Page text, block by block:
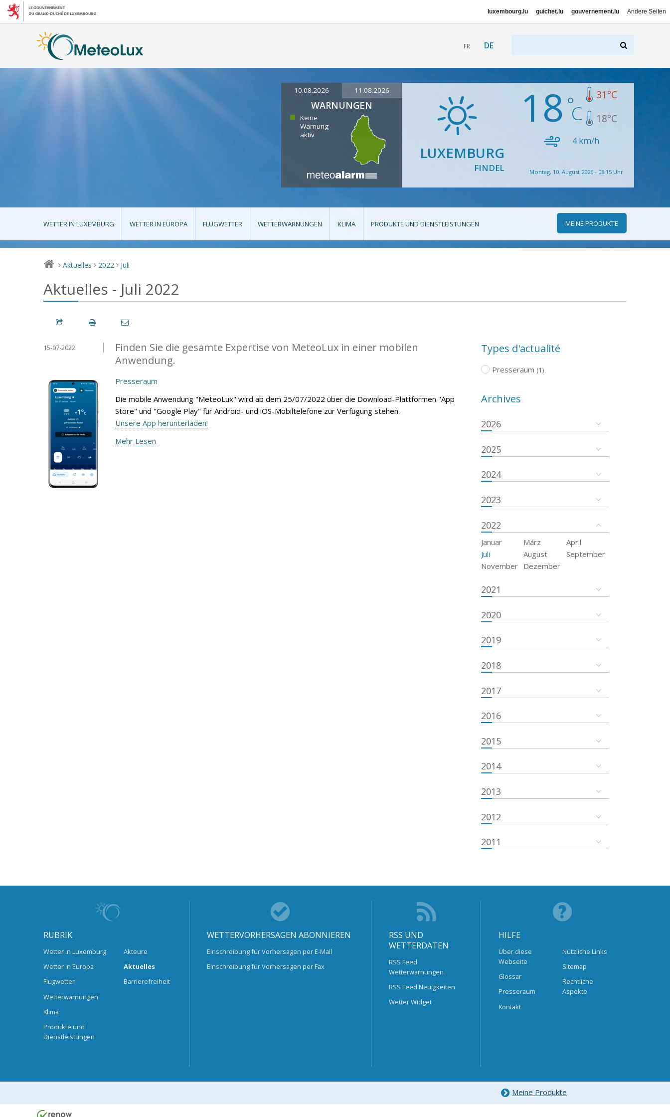
luxembourg.lu guichet.lu gouvernement.lu Andere Seiten
FR DE
10.08.2026 11.08.2026
WARNUNGEN
Keine
Warnung
aktiv
LUXEMBURG
FINDEL
18 31°C
18°C
4km/h
Montag, 10. August 2026 - 08:15 Uhr
WETTER IN LUXEMBURG WETTER IN EUROPA FLUGWETTER WETTERWARNUNGEN KLIMA PRODUKTE UND DIENSTLEISTUNGEN MEINE PRODUKTE
> Aktuelles > 2022 > Juli
Aktuelles - Juli 2022
Finden Sie die gesamte Expertise von MeteoLux in einer mobilen
Anwendung.
15-07-2022
Presseraum
Die mobile Anwendung "MeteoLux" wird ab dem 25/07/2022 über die Download-Plattformen "App
Store" und "Google Play" für Android- und iOS-Mobiltelefone zur Verfügung stehen.
Unsere App herunterladen!
Mehr Lesen
Types d'actualité
Presseraum (1)
Archives
2026
2025
2024
2023
2022
Januar März
April
Juli
August
September
November
Dezember
2021
2020
2019
2018
2017
2016
2015
2014
2013
2012
2011
RUBRIK
Wetter in Luxemburg
Wetter in Europa
Flugwetter
Wetterwarnungen
Klima
Produkte und
Dienstleistungen
Akteure
Aktuelles
Barrierefreiheit
WETTERVORHERSAGEN ABONNIEREN
Einschreibung für Vorhersagen per E-Mail
Einschreibung für Vorhersagen per Fax
RSS UND
WETTERDATEN
RSS Feed
Wetterwarnungen
RSS Feed Neuigkeiten
Wetter Widget
HILFE
Über diese
Webseite
Glossar
Presseraum
Kontakt
Nützliche Links
Sitemap
Rechtliche
Aspekte
Meine Produkte